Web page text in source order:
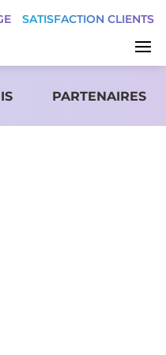
SATISFACTION CLIENTS
PARTENAIRES